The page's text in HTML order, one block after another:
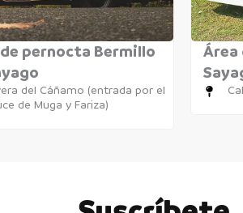
pernocta Bermillo
del Cáñamo (entrada por el
de Muga y Fariza)
Área